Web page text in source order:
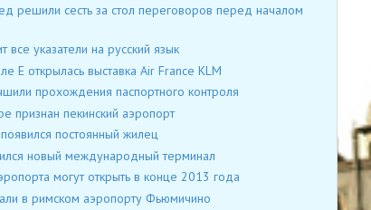
решили сесть за стол переговоров перед началом
указатели на русский язык
Е открылась выставка Air France KLM
прохождения паспортного контроля
признан пекинский аэропорт
постоянный жилец
новый международный терминал
могут открыть в конце 2013 года
в римском аэропорту Фьюмичино